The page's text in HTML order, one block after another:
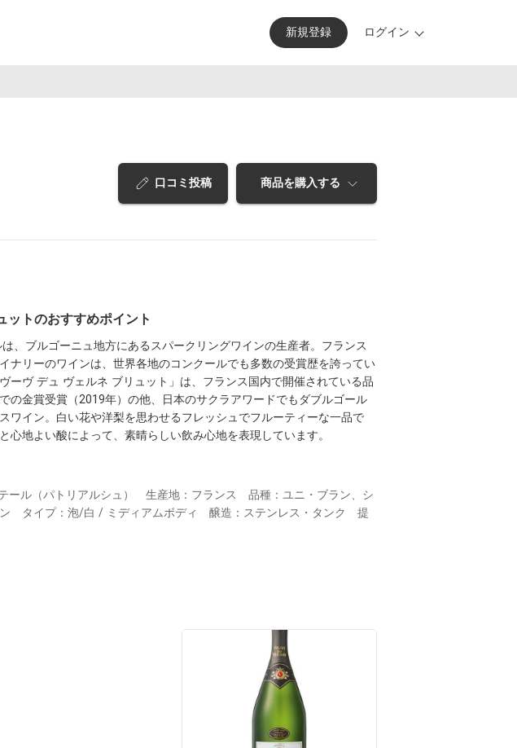
新規登録 ログイン
口コミ投稿 商品を購入する
ットのおすすめポイント
、ブルゴーニュ地方にあるスパークリングワインの生産者。フランス
ナリーのワインは、世界各地のコンクールでも多数の受賞歴を誇ってい
ーヴ デュ ヴェルネ ブリュット」は、フランス国内で開催されている品
の金賞受賞（2019年）の他、日本のサクラアワードでもダブルゴール
ワイン。白い花や洋梨を思わせるフレッシュでフルーティーな一品で
心地よい酸によって、素晴らしい飲み心地を表現しています。
ール（パトリアルシュ）　生産地：フランス　品種：ユニ・ブラン、シ
　タイプ：泡/白 / ミディアムボディ　醸造：ステンレス・タンク　提